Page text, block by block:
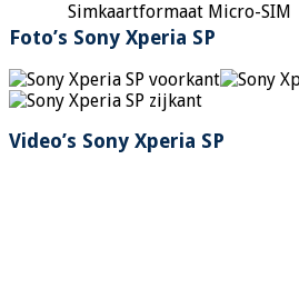
Simkaartformaat Micro-SIM
Foto’s Sony Xperia SP
Video’s Sony Xperia SP